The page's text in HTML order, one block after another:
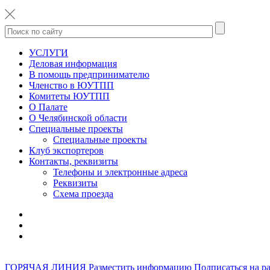
УСЛУГИ
Деловая информация
В помощь предпринимателю
Членство в ЮУТПП
Комитеты ЮУТПП
О Палате
О Челябинской области
Специальные проекты
Специальные проекты
Клуб экспортеров
Контакты, реквизиты
Телефоны и электронные адреса
Реквизиты
Схема проезда
ГОРЯЧАЯ ЛИНИЯ Разместить информацию Подписаться на